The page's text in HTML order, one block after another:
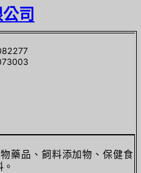
司
藥品、飼料添加物、保健食